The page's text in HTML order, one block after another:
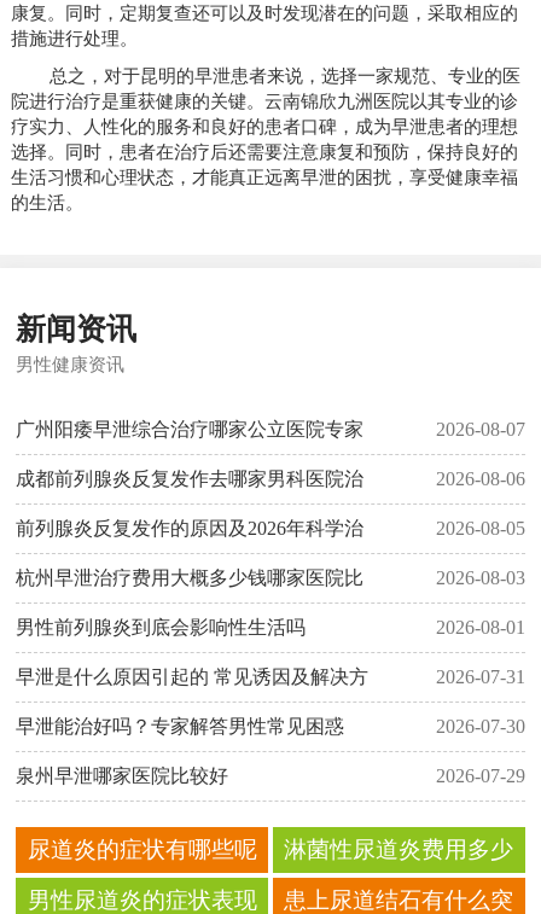
康复。同时，定期复查还可以及时发现潜在的问题，采取相应的
措施进行处理。
总之，对于昆明的早泄患者来说，选择一家规范、专业的医
院进行治疗是重获健康的关键。云南锦欣九洲医院以其专业的诊
疗实力、人性化的服务和良好的患者口碑，成为早泄患者的理想
选择。同时，患者在治疗后还需要注意康复和预防，保持良好的
生活习惯和心理状态，才能真正远离早泄的困扰，享受健康幸福
的生活。
新闻资讯
男性健康资讯
广州阳痿早泄综合治疗哪家公立医院专家 2026-08-07
成都前列腺炎反复发作去哪家男科医院治 2026-08-06
前列腺炎反复发作的原因及2026年科学治 2026-08-05
杭州早泄治疗费用大概多少钱哪家医院比 2026-08-03
男性前列腺炎到底会影响性生活吗 2026-08-01
早泄是什么原因引起的 常见诱因及解决方 2026-07-31
早泄能治好吗？专家解答男性常见困惑 2026-07-30
泉州早泄哪家医院比较好 2026-07-29
尿道炎的症状有哪些呢 淋菌性尿道炎费用多少
男性尿道炎的症状表现
患上尿道结石有什么突